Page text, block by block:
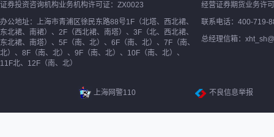
证券投资咨询机构业务机构许可证：ZX0023
办公地址：上海市青浦区徐民东路88号1F（北塔、西北裙、
东北裙、南裙）、2F（西北裙、南塔）、3F（北、西北裙、
东北裙、南塔）、5F（南、北）、6F（南、北）、7F（南、
北）、8F（南、北）、9F（南、北）、10F（南、北）、
11F北、12F（南、北）
经营证券期货业务许
联系电话：400-719-
总经理信箱：
上海网警110 不良信息举报